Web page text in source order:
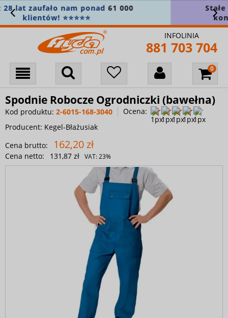
Stałe min. 5% zniżki na wszystko
konto i zapisz się do newslettera 🎁
INFOLINIA
881 703 704
Spodnie Robocze Ogrodniczki (bawełna)
Kod produktu: 2-6015-168-3040
Ocena:
Producent: Kegel-Błażusiak
Cena brutto:
162,20 zł
Cena netto: 131,87 zł VAT:23%